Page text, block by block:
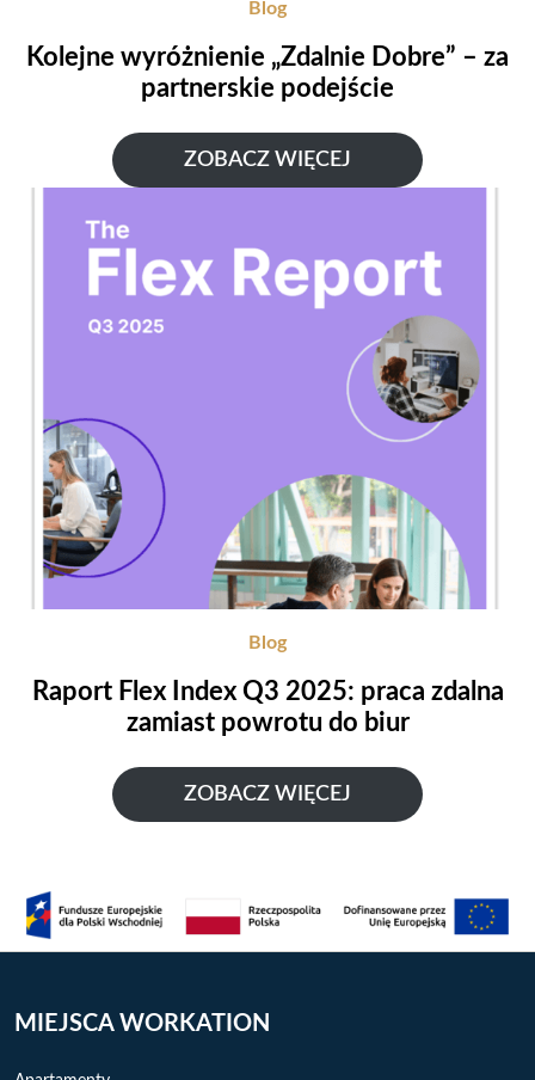
Blog
Kolejne wyróżnienie „Zdalnie Dobre” – za
partnerskie podejście
ZOBACZ WIĘCEJ
Blog
Raport Flex Index Q3 2025: praca zdalna
zamiast powrotu do biur
ZOBACZ WIĘCEJ
MIEJSCA WORKATION